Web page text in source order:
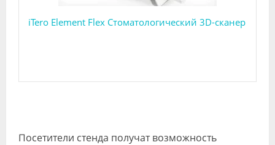
Посетители стенда получат возможность